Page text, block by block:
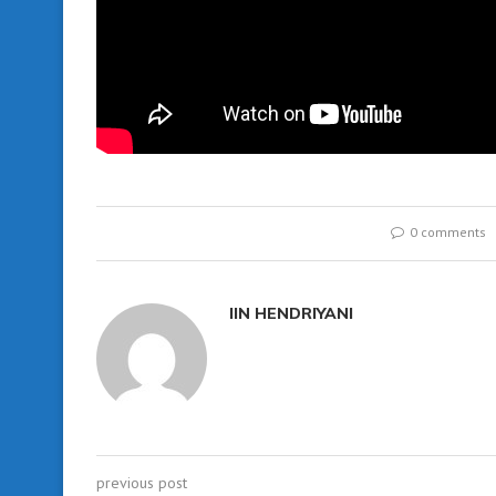
0 comments
IIN HENDRIYANI
previous post